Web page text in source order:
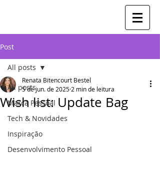
Post
All posts
Marca Pessoal
Tech & Novidades
Inspiração
Desenvolvimento Pessoal
All posts
Wish list: Update Bag
Renata Bitencourt Bestel
5 de jun. de 2025 2 min de leitura